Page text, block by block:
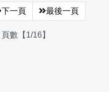
下一頁 最後一頁
數【1/16】